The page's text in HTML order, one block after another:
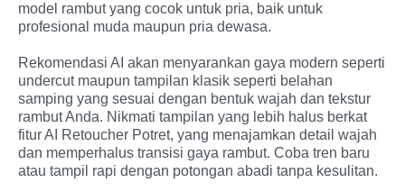
model rambut yang cocok untuk pria, baik untuk
profesional muda maupun pria dewasa.
Rekomendasi AI akan menyarankan gaya modern seperti
undercut maupun tampilan klasik seperti belahan
samping yang sesuai dengan bentuk wajah dan tekstur
rambut Anda. Nikmati tampilan yang lebih halus berkat
fitur AI Retoucher Potret, yang menajamkan detail wajah
dan memperhalus transisi gaya rambut. Coba tren baru
atau tampil rapi dengan potongan abadi tanpa kesulitan.